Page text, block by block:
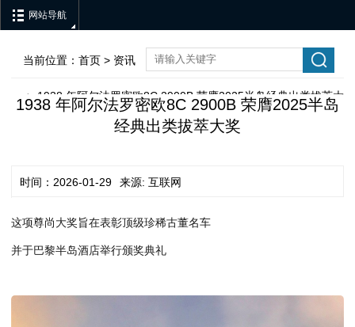
网站导航
当前位置： 首页 > 资讯
> 1938 年阿尔法罗密欧8C 2900B 荣膺2025半岛经典出类拔萃大
1938 年阿尔法罗密欧8C 2900B 荣膺2025半岛
经典出类拔萃大奖
时间：2026-01-29 来源: 互联网
这项尊尚大奖旨在表彰顶级珍稀古董名车
并于巴黎半岛酒店举行颁奖典礼